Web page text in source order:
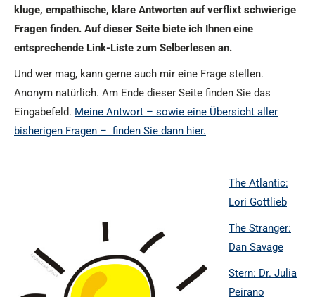
kluge, empathische, klare Antworten auf verflixt schwierige
Fragen finden. Auf dieser Seite biete ich Ihnen eine
entsprechende Link-Liste zum Selberlesen an.
Und wer mag, kann gerne auch mir eine Frage stellen.
Anonym natürlich. Am Ende dieser Seite finden Sie das
Eingabefeld. Meine Antwort – sowie eine Übersicht aller
bisherigen Fragen – finden Sie dann hier.
The Atlantic:
Lori Gottlieb
The Stranger:
Dan Savage
Stern: Dr. Julia
Peirano